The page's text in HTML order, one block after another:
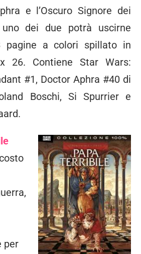
e l’Oscuro Signore dei
dei due potrà uscirne
pagine a colori spillato in
26. Contiene Star Wars:
#1, Doctor Aphra #40 di
Boschi, Si Spurrier e
per